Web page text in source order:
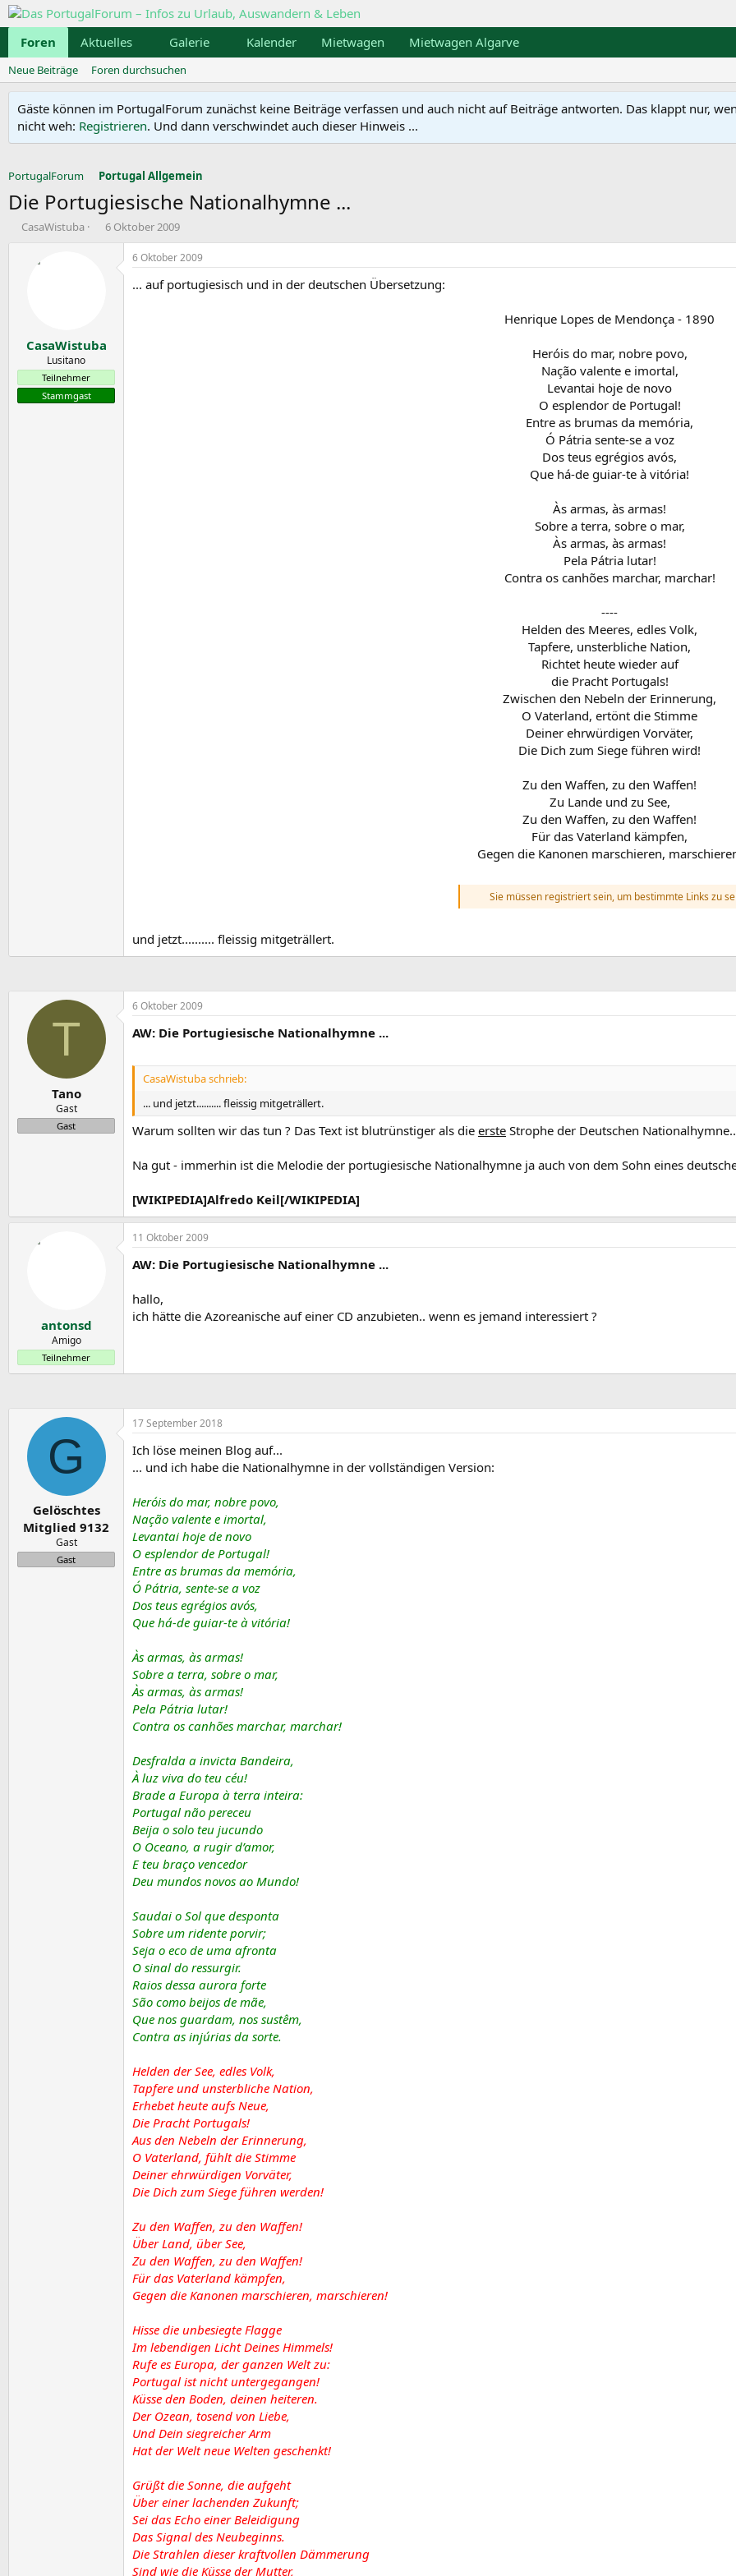
Foren Aktuelles Galerie Kalender Mietwagen Mietwagen Algarve
Neue Beiträge Foren durchsuchen
Gäste können im PortugalForum zunächst keine Beiträge verfassen und auch nicht auf Beiträge antworten. Das klappt nur,
nicht weh: Registrieren. Und dann verschwindet auch dieser Hinweis ...
PortugalForum Portugal Allgemein
Die Portugiesische Nationalhymne ...
E
CasaWistuba
E
a
6 Oktober 2009
CasaWistuba
Lusitano
Teilnehmer
Stammgast
6 Oktober 2009
... auf portugiesisch und in der deutschen Übersetzung:
Henrique Lopes de Mendonça - 1890
Heróis do mar, nobre povo,
Nação valente e imortal,
Levantai hoje de novo
O esplendor de Portugal!
Entre as brumas da memória,
Ó Pátria sente-se a voz
Dos teus egrégios avós,
Que há-de guiar-te à vitória!
Às armas, às armas!
Sobre a terra, sobre o mar,
Às armas, às armas!
Pela Pátria lutar!
Contra os canhões marchar, marchar!
----
Helden des Meeres, edles Volk,
Tapfere, unsterbliche Nation,
Richtet heute wieder auf
die Pracht Portugals!
Zwischen den Nebeln der Erinnerung,
O Vaterland, ertönt die Stimme
Deiner ehrwürdigen Vorväter,
Die Dich zum Siege führen wird!
Zu den Waffen, zu den Waffen!
Zu Lande und zu See,
Zu den Waffen, zu den Waffen!
Für das Vaterland kämpfen,
Gegen die Kanonen marschieren,
Sie müssen registriert sein, um bestimmte Links zu
und jetzt.......... fleissig mitgeträllert.
T
Tano
Gast
Gast
6 Oktober 2009
AW: Die Portugiesische Nationalhymne ...
CasaWistuba schrieb:
... und jetzt.......... fleissig mitgeträllert.
Warum sollten wir das tun ? Das Text ist blutrünstiger als die erste Strophe der Deutschen
Na gut - immerhin ist die Melodie der portugiesische Nationalhymne ja auch von dem Sohn eines
[WIKIPEDIA]Alfredo Keil[/WIKIPEDIA]
antonsd
Amigo
Teilnehmer
11 Oktober 2009
AW: Die Portugiesische Nationalhymne ...
hallo,
ich hätte die Azoreanische auf einer CD anzubieten.. wenn es jemand interessiert ?
G
Gelöschtes
Mitglied 9132
Gast
Gast
17 September 2018
Ich löse meinen Blog auf...
... und ich habe die Nationalhymne in der vollständigen Version:
Heróis do mar, nobre povo,
Nação valente e imortal,
Levantai hoje de novo
O esplendor de Portugal!
Entre as brumas da memória,
Ó Pátria, sente-se a voz
Dos teus egrégios avós,
Que há-de guiar-te à vitória!
Às armas, às armas!
Sobre a terra, sobre o mar,
Às armas, às armas!
Pela Pátria lutar!
Contra os canhões marchar, marchar!
Desfralda a invicta Bandeira,
À luz viva do teu céu!
Brade a Europa à terra inteira:
Portugal não pereceu
Beija o solo teu jucundo
O Oceano, a rugir d’amor,
E teu braço vencedor
Deu mundos novos ao Mundo!
Saudai o Sol que desponta
Sobre um ridente porvir;
Seja o eco de uma afronta
O sinal do ressurgir.
Raios dessa aurora forte
São como beijos de mãe,
Que nos guardam, nos sustêm,
Contra as injúrias da sorte.
Helden der See, edles Volk,
Tapfere und unsterbliche Nation,
Erhebet heute aufs Neue,
Die Pracht Portugals!
Aus den Nebeln der Erinnerung,
O Vaterland, fühlt die Stimme
Deiner ehrwürdigen Vorväter,
Die Dich zum Siege führen werden!
Zu den Waffen, zu den Waffen!
Über Land, über See,
Zu den Waffen, zu den Waffen!
Für das Vaterland kämpfen,
Gegen die Kanonen marschieren, marschieren!
Hisse die unbesiegte Flagge
Im lebendigen Licht Deines Himmels!
Rufe es Europa, der ganzen Welt zu:
Portugal ist nicht untergegangen!
Küsse den Boden, deinen heiteren.
Der Ozean, tosend von Liebe,
Und Dein siegreicher Arm
Hat der Welt neue Welten geschenkt!
Grüßt die Sonne, die aufgeht
Über einer lachenden Zukunft;
Sei das Echo einer Beleidigung
Das Signal des Neubeginns.
Die Strahlen dieser kraftvollen Dämmerung
Sind wie die Küsse der Mutter,